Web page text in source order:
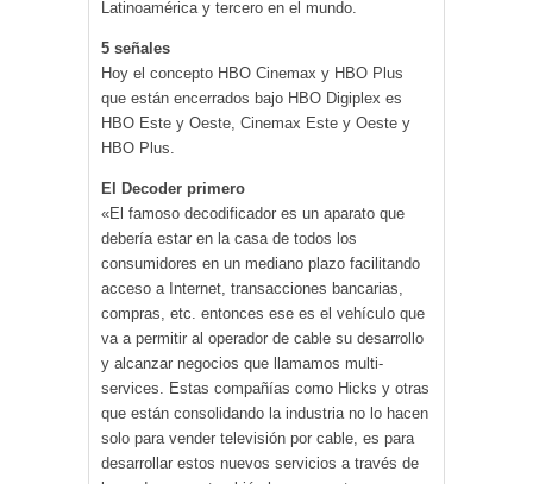
Latinoamérica y tercero en el mundo.
5 señales
Hoy el concepto HBO Cinemax y HBO Plus
que están encerrados bajo HBO Digiplex es
HBO Este y Oeste, Cinemax Este y Oeste y
HBO Plus.
El Decoder primero
«El famoso decodificador es un aparato que
debería estar en la casa de todos los
consumidores en un mediano plazo facilitando
acceso a Internet, transacciones bancarias,
compras, etc. entonces ese es el vehículo que
va a permitir al operador de cable su desarrollo
y alcanzar negocios que llamamos multi-
services. Estas compañías como Hicks y otras
que están consolidando la industria no lo hacen
solo para vender televisión por cable, es para
desarrollar estos nuevos servicios a través de